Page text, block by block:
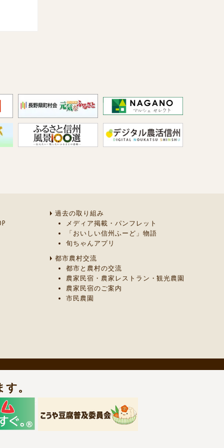
。
過去の取り組み
メディア掲載・パンフレット
「おいしい信州ふーど」物語
旬ちゃんアプリ
都市農村交流
都市と農村の交流
農家民宿・農家レストラン・観光農園
農家民宿のご案内
市民農園
連絡ください。